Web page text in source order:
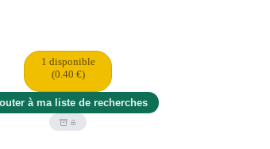
1 disponible
(0.40 €)